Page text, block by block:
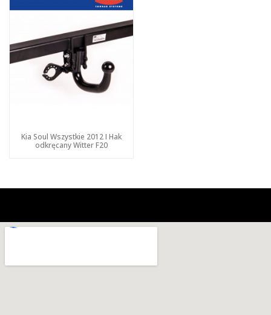
Kia Soul Wszystkie 2012 I Hak
odkręcany Witter F20